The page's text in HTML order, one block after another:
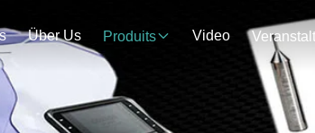
Über Us Produits Video